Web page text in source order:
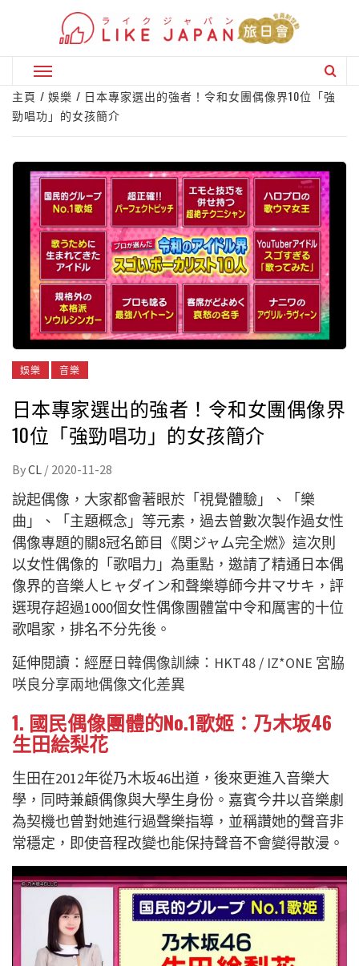
Primary
Menu
主頁 娛樂
日本專家選出的強者！令和女團偶像界10位「強
勁唱功」的女孩簡介
娛樂 音樂
日本專家選出的強者！令和女團偶像界
10位「強勁唱功」的女孩簡介
ByCL / 2020-11-28
說起偶像，大家都會著眼於「視覺體驗」、「樂
曲」、「主題概念」等元素，過去曾數次製作過女性
偶像專題的關8冠名節目《関ジャム完全燃》這次則
以女性偶像的「歌唱力」為重點，邀請了精通日本偶
像界的音樂人ヒャダイン和聲樂導師今井マサキ，評
選現存超過1000個女性偶像團體當中令和厲害的十位
歌唱家，排名不分先後。
延伸閱讀： 經歷日韓偶像訓練：HKT48 / IZ*ONE 宮脇
咲良分享兩地偶像文化差異
1. 國民偶像團體的No.1歌姬：乃木坂46
生田絵梨花
生田在2012年從乃木坂46出道，後來更進入音樂大
學，同時兼顧偶像與大學生身份。嘉賓今井以音樂劇
為契機也曾對她進行過聲樂指導，並稱讚她的聲音非
常穩定，即使音程改變也能保持聲音不會變得散漫。